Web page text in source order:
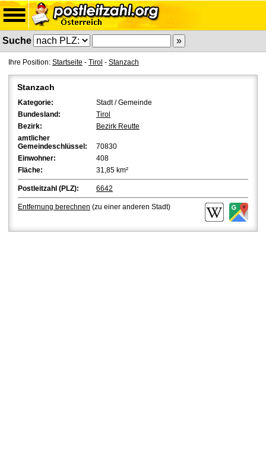
Suche
Ihre Position: Startseite - Tirol - Stanzach
Stanzach
Kategorie:
Stadt / Gemeinde
Bundesland:
Tirol
Bezirk:
Bezirk Reutte
amtlicher
Gemeindeschlüssel:
70830
Einwohner:
408
Fläche:
31,85 km²
Postleitzahl (PLZ): 6642
Entfernung berechnen (zu einer anderen Stadt)